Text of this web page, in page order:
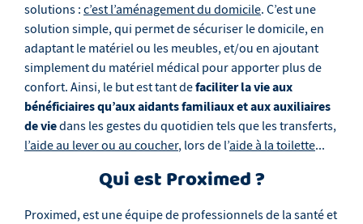
solutions : c’est l’aménagement du domicile. C’est une
solution simple, qui permet de sécuriser le domicile, en
adaptant le matériel ou les meubles, et/ou en ajoutant
simplement du matériel médical pour apporter plus de
confort. Ainsi, le but est tant defaciliter la vie aux
bénéficiaires qu’aux aidants familiaux et aux auxiliaires
de viedans les gestes du quotidien tels que les transferts,
l’aide au lever ou au coucher, lors de l’aide à la toilette...
Qui est Proximed ?
Proximed, est une équipe de professionnels de la santé et